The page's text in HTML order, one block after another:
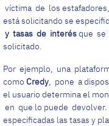
víctima de los
está solicitando se
y tasas de interésque se
solicitado.
Por ejemplo, una
como Credy, pone a
el usuario determina el
en que lo puede
especificadas las tasas y